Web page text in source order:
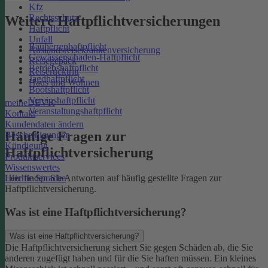
Kfz
Rechtsschutz
Haftpflicht
Unfall
Auslandsreisekrankenversicherung
Reisegepäck
Reiserücktritt
Haus und Wohnen
meineDEVK
Kontakt
Kundendaten ändern
Bescheinigungen
Kündigung
Produktservices
Wissenswertes
Leichte Sprache
Weitere Haftpflichtversicherungen
Bauherrenhaftpflicht
Gewässerschaden-Haftpflicht
Betriebshaftpflicht
Jagdhaftpflicht
Bootshaftpflicht
Vereinshaftpflicht
Veranstaltungshaftpflicht
Häufige Fragen zur
Haftpflichtversicherung
Hier finden Sie Antworten auf häufig gestellte Fragen zur
Haftpflichtversicherung.
Was ist eine Haftpflichtversicherung?
Was ist eine Haftpflichtversicherung?
Die Haftpflichtversicherung sichert Sie gegen Schäden ab, die Sie
anderen zugefügt haben und für die Sie haften müssen. Ein kleines